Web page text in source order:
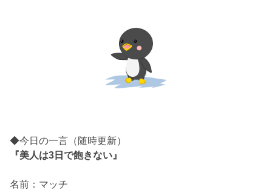
◆今日の一言（随時更新）
『美人は3日で飽きない』
名前：マッチ